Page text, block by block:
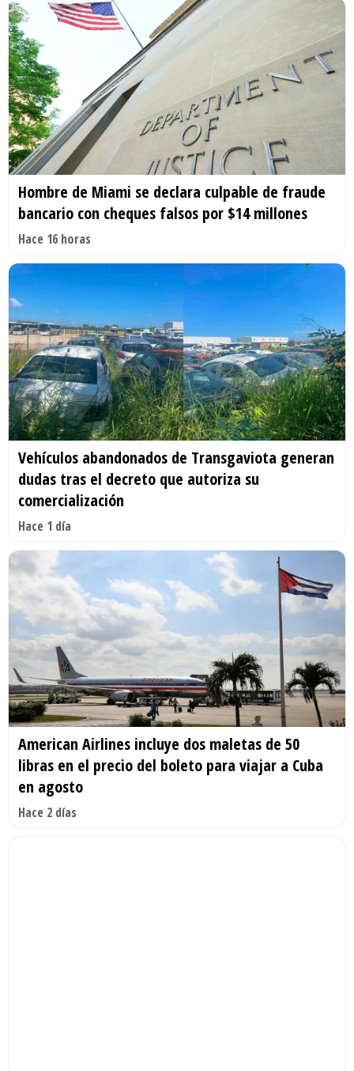
Hombre de Miami se declara culpable de fraude
bancario con cheques falsos por $14 millones
Hace 16 horas
Vehículos abandonados de Transgaviota generan
dudas tras el decreto que autoriza su
comercialización
Hace 1 día
American Airlines incluye dos maletas de 50
libras en el precio del boleto para viajar a Cuba
en agosto
Hace 2 días